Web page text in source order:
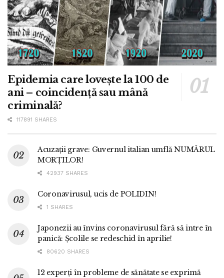
Epidemia care lovește la 100 de
ani – coincidență sau mână
criminală?
117891 SHARES
Acuzații grave: Guvernul italian umflă NUMĂRUL
MORȚILOR!
42937 SHARES
Coronavirusul, ucis de POLIDIN!
1 SHARES
Japonezii au învins coronavirusul fără să intre în
panică: Școlile se redeschid în aprilie!
80620 SHARES
12 experți în probleme de sănătate se exprimă